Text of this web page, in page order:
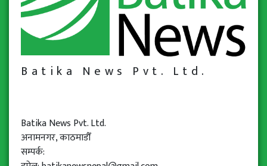
Batika News Pvt. Ltd.
Batika News Pvt. Ltd.
अनामनगर, काठमाडौँ
सम्पर्क: